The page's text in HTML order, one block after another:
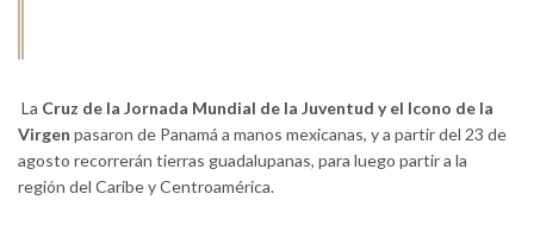
La Cruz de la Jornada Mundial de la Juventud y el Icono de la
Virgen pasaron de Panamá a manos mexicanas, y a partir del 23 de
agosto recorrerán tierras guadalupanas, para luego partir a la
región del Caribe y Centroamérica.